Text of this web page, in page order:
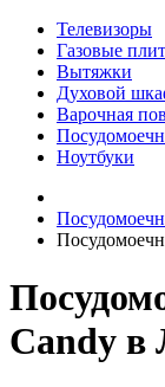
Телевизоры
Газовые
Вытяжки
Духовой
Варочная
Ноутбуки
Candy в